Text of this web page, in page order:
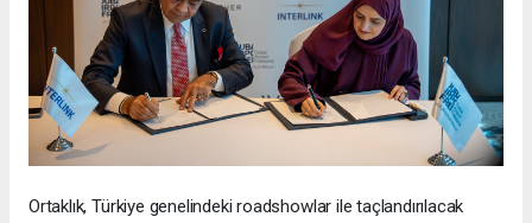
Ortaklık, Türkiye genelindeki roadshowlar ile taçlandırılacak